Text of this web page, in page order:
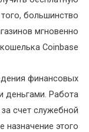
большинство
мгновенно
Coinbase.
финансовых
деньгами. Работа
счет служебной
назначение этого